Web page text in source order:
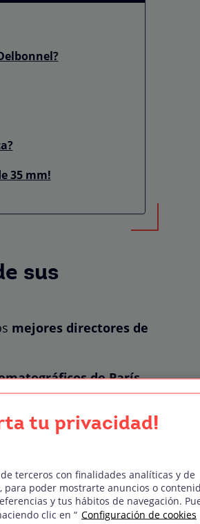
35 mm!
sus
mejores directores de
de París,
en1975con apenas 18
directores de
trayectoria
premiosypelículas
tu privacidad!
terceros con finalidades analíticas y de
para poder mostrarte anuncios o
y tus hábitos de navegación.
clic en “ Configuración de cookies